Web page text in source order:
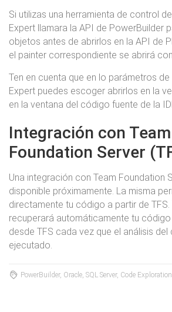
Si utilizas una herramienta de control
Expert llamara la API de PowerBuilder
objetos antes de abrirlos en la API de
el painter correspondiente se abrirá
Ten en cuenta que en lo parámetros de
Expert puedes escoger abrirlos en la
en la ventana del código fuente de la
Integración con Team
Foundation Server
Una integración con Team Foundation
disponible próximamente. La misma
directamente tu código a partir de TFS.
recuperará automáticamente tu
desde TFS cada vez que el análisis
ejecutado.
PowerBuilder, Oracle, SQL Server, Code